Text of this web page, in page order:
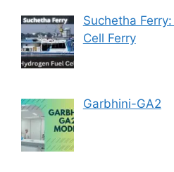
Suchetha
Cell Ferry
Garbhini-GA2